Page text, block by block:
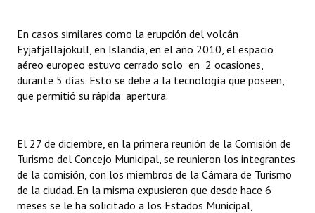
Bariloche, Municipio intercultural
Entrega de distinciones
REFORMA DE LA CARTA ORGÁNICA
En casos similares como la erupción del volcán
Eyjafjallajökull, en Islandia, en el año 2010, el espacio
aéreo europeo estuvo cerrado solo en 2 ocasiones,
durante 5 días. Esto se debe a la tecnología que poseen,
que permitió su rápida apertura.
El 27 de diciembre, en la primera reunión de la Comisión de
Turismo del Concejo Municipal, se reunieron los integrantes
de la comisión, con los miembros de la Cámara de Turismo
de la ciudad. En la misma expusieron que desde hace 6
meses se le ha solicitado a los Estados Municipal,